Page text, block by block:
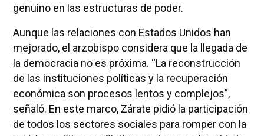
genuino en las estructuras de poder.
Aunque las relaciones con Estados Unidos han
mejorado, el arzobispo considera que la llegada de
la democracia no es próxima. “La reconstrucción
de las instituciones políticas y la recuperación
económica son procesos lentos y complejos”,
señaló. En este marco, Zárate pidió la participación
de todos los sectores sociales para romper con la